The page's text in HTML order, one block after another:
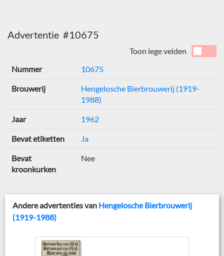
Advertentie #10675
Toon lege velden
Nummer
10675
Brouwerij
Hengelosche Bierbrouwerij (1919-
1988)
Jaar 1962
Bevat etiketten Ja
Bevat
kroonkurken
Nee
Andere advertenties van Hengelosche Bierbrouwerij
(1919-1988)